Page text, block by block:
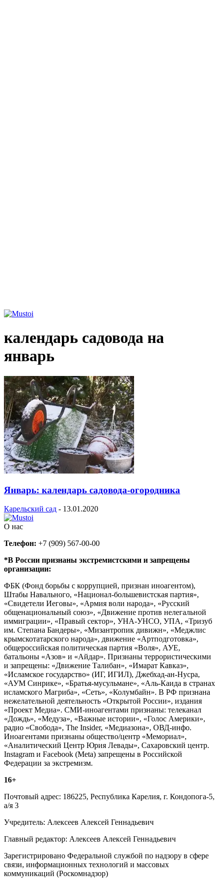
календарь садовода на
январь
Январь: календарь садовода-огородника
Карельский сад - 13.01.2020
О нас
Телефон: +7 (909) 567-00-00
*В России признаны экстремистскими и запрещены
организации:
ФБК (Фонд борьбы с коррупцией, признан иноагентом),
Штабы Навального, «Национал-большевистская партия»,
«Свидетели Иеговы», «Армия воли народа», «Русский
общенациональный союз», «Движение против нелегальной
иммиграции», «Правый сектор», УНА-УНСО, УПА, «Тризуб
им. Степана Бандеры», «Мизантропик дивижн», «Меджлис
крымскотатарского народа», движение «Артподготовка»,
общероссийская политическая партия «Воля», АУЕ,
батальоны «Азов» и «Айдар». Признаны террористическими
и запрещены: «Движение Талибан», «Имарат Кавказ»,
«Исламское государство» (ИГ, ИГИЛ), Джебхад-ан-Нусра,
«АУМ Синрике», «Братья-мусульмане», «Аль-Каида в странах
исламского Магриба», «Сеть», «Колумбайн». В РФ признана
нежелательной деятельность «Открытой России», издания
«Проект Медиа». СМИ-иноагентами признаны: телеканал
«Дождь», «Медуза», «Важные истории», «Голос Америки»,
радио «Свобода», The Insider, «Медиазона», ОВД-инфо.
Иноагентами признаны общество/центр «Мемориал»,
«Аналитический Центр Юрия Левады», Сахаровский центр.
Instagram и Facebook (Metа) запрещены в Российской
Федерации за экстремизм.
16+
Почтовый адрес: 186225, Республика Карелия, г. Кондопога-5,
а/я 3
Учредитель: Алексеев Алексей Геннадьевич
Главный редактор: Алексеев Алексей Геннадьевич
Зарегистрировано Федеральной службой по надзору в сфере
связи, информационных технологий и массовых
коммуникаций (Роскомнадзор)